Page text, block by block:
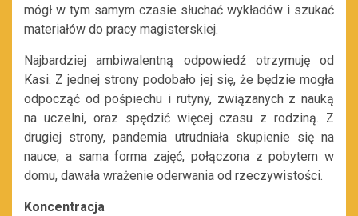
mógł w tym samym czasie słuchać wykładów i szukać
materiałów do pracy magisterskiej.
Najbardziej ambiwalentną odpowiedź otrzymuję od
Kasi. Z jednej strony podobało jej się, że będzie mogła
odpocząć od pośpiechu i rutyny, związanych z nauką
na uczelni, oraz spędzić więcej czasu z rodziną. Z
drugiej strony, pandemia utrudniała skupienie się na
nauce, a sama forma zajęć, połączona z pobytem w
domu, dawała wrażenie oderwania od rzeczywistości.
Koncentracja